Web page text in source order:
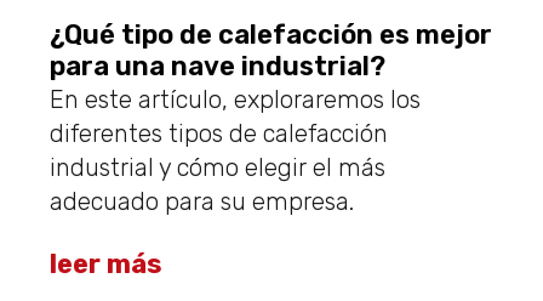
¿Qué tipo de calefacción es mejor
para una nave industrial?
En este artículo, exploraremos los
diferentes tipos de calefacción
industrial y cómo elegir el más
adecuado para su empresa.
leer más